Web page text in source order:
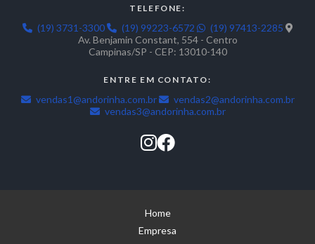
TELEFONE:
(19) 3731-3300 (19) 99223-6572
(19) 97413-2285
Av. Benjamin Constant, 554 - Centro
Campinas/SP - CEP: 13010-140
ENTRE EM CONTATO:
vendas1@andorinha.com.br
vendas2@andorinha.com.br
vendas3@andorinha.com.br
Home
Empresa